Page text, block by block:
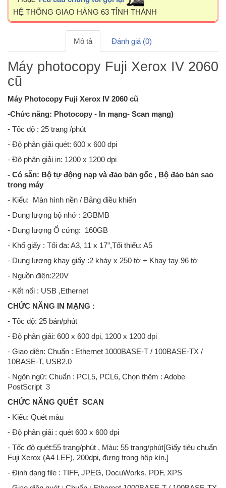
HỆ THỐNG GIAO HÀNG 63 TỈNH THÀNH
Mô tả Đánh giá (0)
Máy photocopy Fuji Xerox IV 2060
cũ
Máy Photocopy Fuji Xerox IV 2060 cũ
-Chức năng: Photocopy - In mạng- Scan mạng)
- Tốc độ : 25 trang /phút
- Độ phân giải quét: 600 x 600 dpi
- Độ phân giải in: 1200 x 1200 dpi
- Có sẵn: Bộ tự động nạp và đảo bản gốc , Bộ đảo bản sao
trong máy
- Kiểu: Màn hình nền / Bảng điều khiển
- Dung lượng bộ nhớ : 2GBMB
- Dung lượng Ổ cứng: 160GB
- Khổ giấy : Tối đa: A3, 11 x 17”,Tối thiểu: A5
- Dung lượng khay giấy :2 kháy x 250 tờ + Khay tay 96 tờ
- Nguồn điện:220V
- Kết nối : USB ,Ethernet
CHỨC NĂNG IN MẠNG :
- Tốc độ: 25 bản/phút
- Độ phân giải: 600 x 600 dpi, 1200 x 1200 dpi
- Giao diện: Chuẩn : Ethernet 1000BASE-T / 100BASE-TX /
10BASE-T, USB2.0
- Ngôn ngữ: Chuẩn : PCL5, PCL6, Chọn thêm : Adobe
PostScript 3
CHỨC NĂNG QUÉT SCAN
- Kiểu: Quét màu
- Độ phân giải : quét 600 x 600 dpi
- Tốc độ quét:55 trang/phút , Màu: 55 trang/phút[Giấy tiêu chuẩn
Fuji Xerox (A4 LEF), 200dpi, đựng trong hộp kín.]
- Định dạng file : TIFF, JPEG, DocuWorks, PDF, XPS